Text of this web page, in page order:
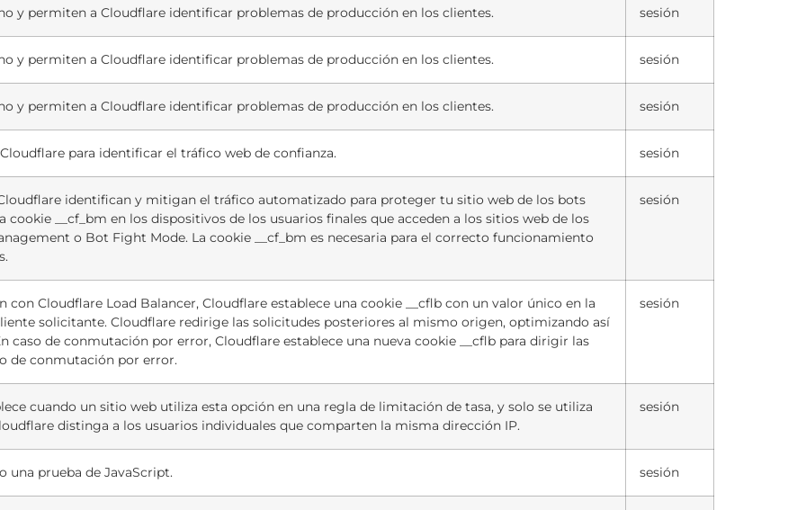
y permiten a Cloudflare identificar problemas de producción en los clientes. sesión
y permiten a Cloudflare identificar problemas de producción en los clientes. sesión
y permiten a Cloudflare identificar problemas de producción en los clientes. sesión
para identificar el tráfico web de confianza. sesión
identifican y mitigan el tráfico automatizado para proteger tu sitio web de los bots
cookie __cf_bm en los dispositivos de los usuarios finales que acceden a los sitios web de los
o Bot Fight Mode. La cookie __cf_bm es necesaria para el correcto funcionamiento
sesión
con Cloudflare Load Balancer, Cloudflare establece una cookie __cflb con un valor único en la
solicitante. Cloudflare redirige las solicitudes posteriores al mismo origen, optimizando así
caso de conmutación por error, Cloudflare establece una nueva cookie __cflb para dirigir las
de conmutación por error.
sesión
cuando un sitio web utiliza esta opción en una regla de limitación de tasa, y solo se utiliza
distinga a los usuarios individuales que comparten la misma dirección IP.
sesión
una prueba de JavaScript. sesión